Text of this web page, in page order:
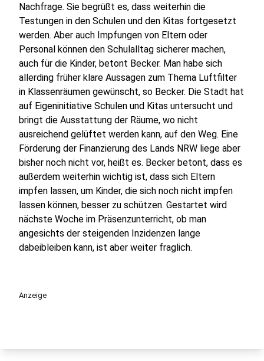
Nachfrage. Sie begrüßt es, dass weiterhin die
Testungen in den Schulen und den Kitas fortgesetzt
werden. Aber auch Impfungen von Eltern oder
Personal können den Schulalltag sicherer machen,
auch für die Kinder, betont Becker. Man habe sich
allerding früher klare Aussagen zum Thema Luftfilter
in Klassenräumen gewünscht, so Becker. Die Stadt hat
auf Eigeninitiative Schulen und Kitas untersucht und
bringt die Ausstattung der Räume, wo nicht
ausreichend gelüftet werden kann, auf den Weg. Eine
Förderung der Finanzierung des Lands NRW liege aber
bisher noch nicht vor, heißt es. Becker betont, dass es
außerdem weiterhin wichtig ist, dass sich Eltern
impfen lassen, um Kinder, die sich noch nicht impfen
lassen können, besser zu schützen. Gestartet wird
nächste Woche im Präsenzunterricht, ob man
angesichts der steigenden Inzidenzen lange
dabeibleiben kann, ist aber weiter fraglich.
Anzeige